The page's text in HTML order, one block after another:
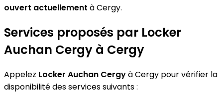
ouvert actuellement à Cergy.
Services proposés par Locker
Auchan Cergy à Cergy
Appelez Locker Auchan Cergyà Cergy pour vérifier la
disponibilité des services suivants :